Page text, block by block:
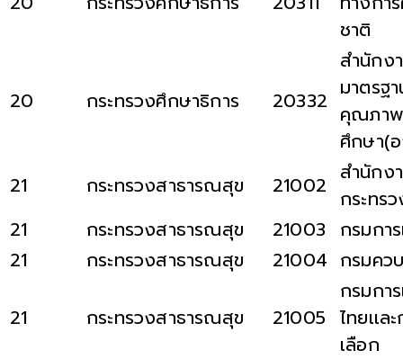
ชาติ
20 กระทรวงศึกษาธิการ 20332
สำนักง
มาตรฐ
คุณภา
ศึกษา(
21
กระทรวงสาธารณสุข 21002 สำนักง
กระทร
21
กระทรวงสาธารณสุข 21003 กรมกา
21
กระทรวงสาธารณสุข 21004 กรมคว
21 กระทรวงสาธารณสุข 21005
กรมกา
ไทยเเล
เลือก